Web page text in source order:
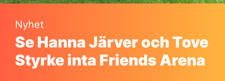
Nyhet
Se Hanna Järver och Tove
Styrke inta Friends Arena